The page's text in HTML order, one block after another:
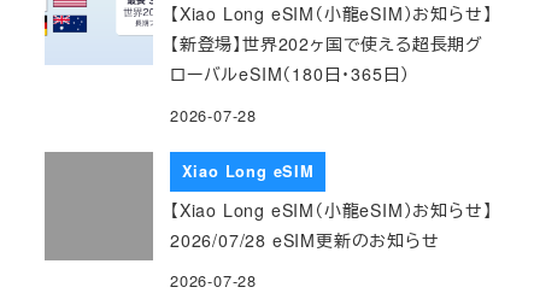
【Xiao Long eSIM（小龍eSIM）お知らせ】
【新登場】世界202ヶ国で使える超長期グ
ローバルeSIM（180日・365日）
2026-07-28
Xiao Long eSIM
【Xiao Long eSIM（小龍eSIM）お知らせ】
2026/07/28 eSIM更新のお知らせ
2026-07-28